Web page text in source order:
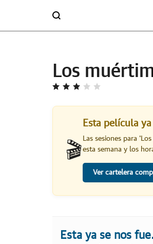
Los
🎬
Esta película
Las sesiones para '
esta semana y los
Ver cartelera
Esta ya se nos